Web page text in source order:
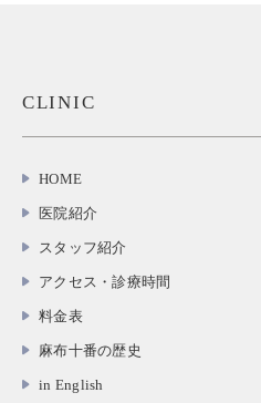
CLINIC
HOME
医院紹介
スタッフ紹介
アクセス・診療時間
料金表
麻布十番の歴史
in English